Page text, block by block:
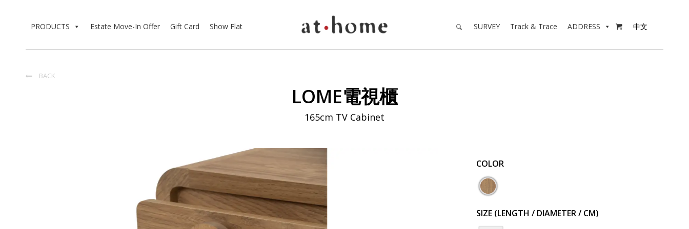
PRODUCTS Estate Move-In Offer Gift Card Show Flat 
ADDRESS
Track & Trace
SURVEY 中文
 BACK
LOME電視櫃
165cm TV Cabinet
COLOR
SIZE (LENGTH / DIAMETER / CM)